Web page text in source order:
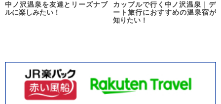
中ノ沢温泉を友達とリーズナブ
ルに楽しみたい！
カップルで行く中ノ沢温泉｜デ
ート旅行におすすめの温泉宿が
知りたい！